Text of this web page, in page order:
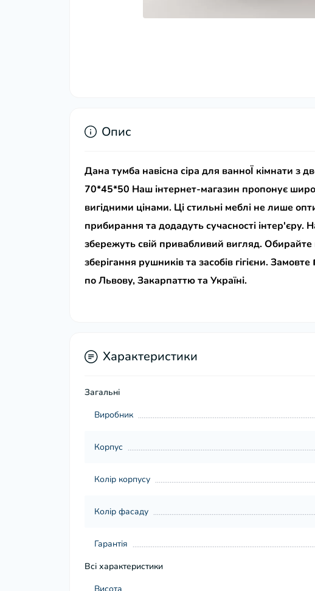
Опис
Дана тумба навісна сіра для ванноЇ кімнати з
70*45*50 Наш інтернет-магазин пропонує
вигідними цінами. Ці стильні меблі не лише
прибирання та додадуть сучасності інтер'єру.
збережуть свій привабливий вигляд.
зберігання рушників та засобів гігієни. Замовте
по Львову, Закарпаттю та Україні.
Характеристики
Загальні
Виробник
Корпус
Колір корпусу
Колір фасаду
Гарантія
Всі характеристики
Висота